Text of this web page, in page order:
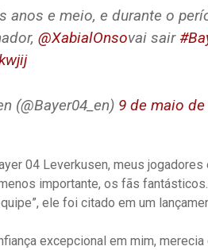
anos e meio, e durante o
@XabialOnsovai sair
(@Bayer04_en) 9 de maio de
04 Leverkusen, meus
importante, os fãs
ele foi citado em um
excepcional em mim,